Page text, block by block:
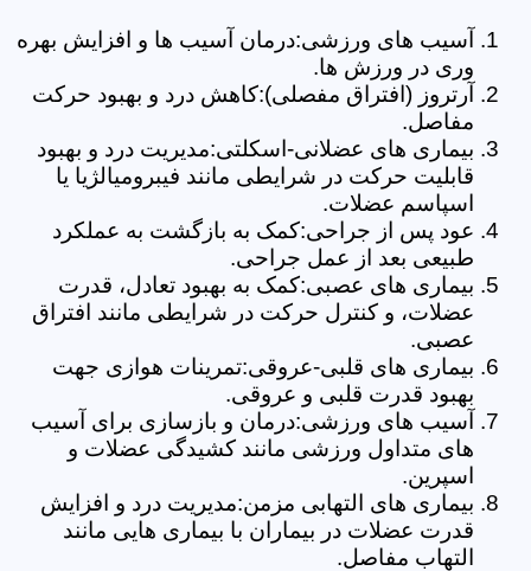
آسیب های ورزشی:درمان آسیب ها و افزایش بهره
وری در ورزش ها.
آرتروز (افتراق مفصلی):کاهش درد و بهبود حرکت
مفاصل.
بیماری های عضلانی-اسکلتی:مدیریت درد و بهبود
قابلیت حرکت در شرایطی مانند فیبرومیالژیا یا
اسپاسم عضلات.
عود پس از جراحی:کمک به بازگشت به عملکرد
طبیعی بعد از عمل جراحی.
بیماری های عصبی:کمک به بهبود تعادل، قدرت
عضلات، و کنترل حرکت در شرایطی مانند افتراق
عصبی.
بیماری های قلبی-عروقی:تمرینات هوازی جهت
بهبود قدرت قلبی و عروقی.
آسیب های ورزشی:درمان و بازسازی برای آسیب
های متداول ورزشی مانند کشیدگی عضلات و
اسپرین.
بیماری های التهابی مزمن:مدیریت درد و افزایش
قدرت عضلات در بیماران با بیماری هایی مانند
التهاب مفاصل.